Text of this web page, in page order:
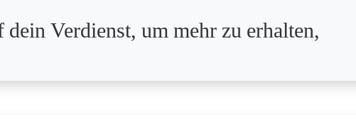
Verdienst, um mehr zu erhalten,